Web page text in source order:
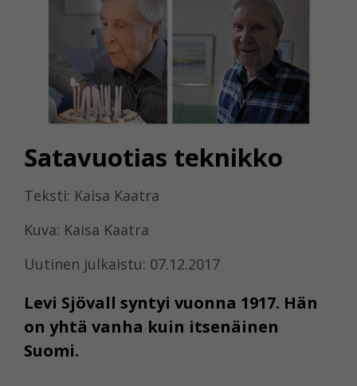
Satavuotias teknikko
Teksti: Kaisa Kaatra
Kuva: Kaisa Kaatra
Uutinen julkaistu: 07.12.2017
Levi Sjövall syntyi vuonna 1917. Hän
on yhtä vanha kuin itsenäinen
Suomi.